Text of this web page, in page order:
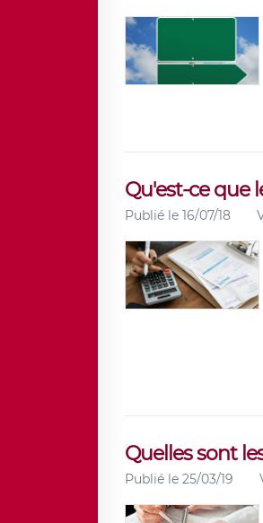
Qu'est-ce que
Publié le 16/07/18
Quelles sont
Publié le 25/03/19